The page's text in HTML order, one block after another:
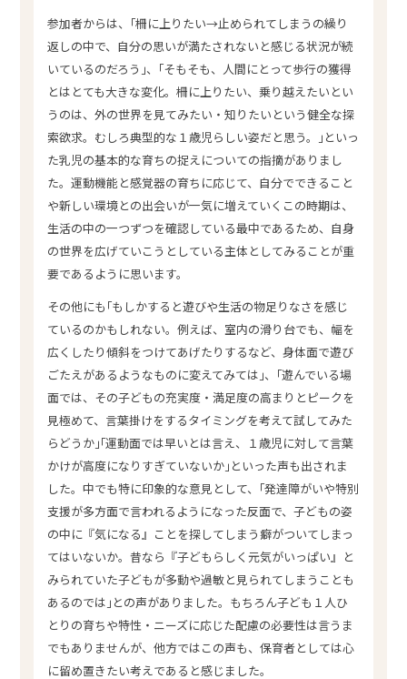
参加者からは、｢柵に上りたい→止められてしまうの繰り
返しの中で、自分の思いが満たされないと感じる状況が続
いているのだろう｣、｢そもそも、人間にとって歩行の獲得
とはとても大きな変化。柵に上りたい、乗り越えたいとい
うのは、外の世界を見てみたい・知りたいという健全な探
索欲求。むしろ典型的な１歳児らしい姿だと思う。｣といっ
た乳児の基本的な育ちの捉えについての指摘がありまし
た。運動機能と感覚器の育ちに応じて、自分でできること
や新しい環境との出会いが一気に増えていくこの時期は、
生活の中の一つずつを確認している最中であるため、自身
の世界を広げていこうとしている主体としてみることが重
要であるように思います。
その他にも｢もしかすると遊びや生活の物足りなさを感じ
ているのかもしれない。例えば、室内の滑り台でも、幅を
広くしたり傾斜をつけてあげたりするなど、身体面で遊び
ごたえがあるようなものに変えてみては｣、｢遊んでいる場
面では、その子どもの充実度・満足度の高まりとピークを
見極めて、言葉掛けをするタイミングを考えて試してみた
らどうか｣｢運動面では早いとは言え、１歳児に対して言葉
かけが高度になりすぎていないか｣といった声も出されま
した。中でも特に印象的な意見として、｢発達障がいや特別
支援が多方面で言われるようになった反面で、子どもの姿
の中に『気になる』ことを探してしまう癖がついてしまっ
てはいないか。昔なら『子どもらしく元気がいっぱい』と
みられていた子どもが多動や過敏と見られてしまうことも
あるのでは｣との声がありました。もちろん子ども１人ひ
とりの育ちや特性・ニーズに応じた配慮の必要性は言うま
でもありませんが、他方ではこの声も、保育者としては心
に留め置きたい考えであると感じました。